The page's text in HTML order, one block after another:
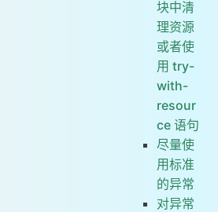
块中清
理资源
或者使
用 try-
with-
resour
ce 语句
尽量使
用标准
的异常
对异常